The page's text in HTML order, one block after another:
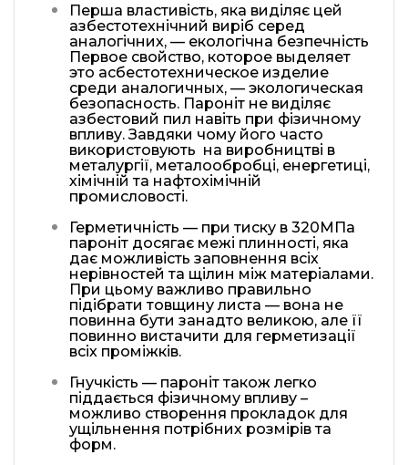
Перша властивість, яка виділяє цей
азбестотехнічний виріб серед
аналогічних, — екологічна безпечність
Первое свойство, которое выделяет
это асбестотехническое изделие
среди аналогичных, — экологическая
безопасность. Пароніт не виділяє
азбестовий пил навіть при фізичному
впливу. Завдяки чому його часто
використовують на виробництві в
металургії, металообробці, енергетиці,
хімічній та нафтохімічній
промисловості.
Герметичність — при тиску в 320МПа
пароніт досягає межі плинності, яка
дає можливість заповнення всіх
нерівностей та щілин між матеріалами.
При цьому важливо правильно
підібрати товщину листа — вона не
повинна бути занадто великою, але її
повинно вистачити для герметизації
всіх проміжків.
Гнучкість — пароніт також легко
піддається фізичному впливу –
можливо створення прокладок для
ущільнення потрібних розмірів та
форм.